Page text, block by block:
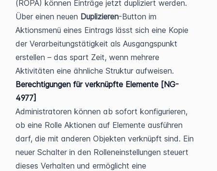
(ROPA) können Einträge jetzt dupliziert werden.
Über einen neuen Duplizieren-Button im
Aktionsmenü eines Eintrags lässt sich eine Kopie
der Verarbeitungstätigkeit als Ausgangspunkt
erstellen – das spart Zeit, wenn mehrere
Aktivitäten eine ähnliche Struktur aufweisen.
Berechtigungen für verknüpfte Elemente [NG-
4977]
Administratoren können ab sofort konfigurieren,
ob eine Rolle Aktionen auf Elemente ausführen
darf, die mit anderen Objekten verknüpft sind. Ein
neuer Schalter in den Rolleneinstellungen steuert
dieses Verhalten und ermöglicht eine